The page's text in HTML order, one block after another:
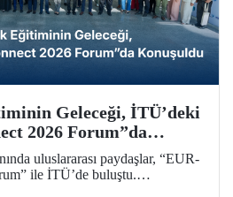
Geleceği, İTÜ’deki
2026 Forum”da
uluslararası paydaşlar, “EUR-
ile İTÜ’de buluştu.